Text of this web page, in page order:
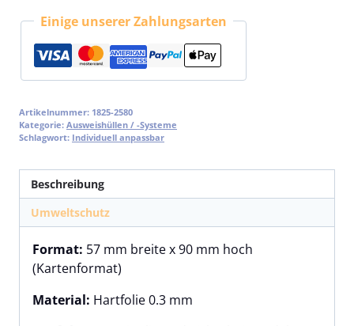
Einige unserer Zahlungsarten
Artikelnummer: 1825-2580
Kategorie: Ausweishüllen / -Systeme
Schlagwort: Individuell anpassbar
Beschreibung
Umweltschutz
Format: 57 mm breite x 90 mm hoch
(Kartenformat)
Material: Hartfolie 0.3 mm